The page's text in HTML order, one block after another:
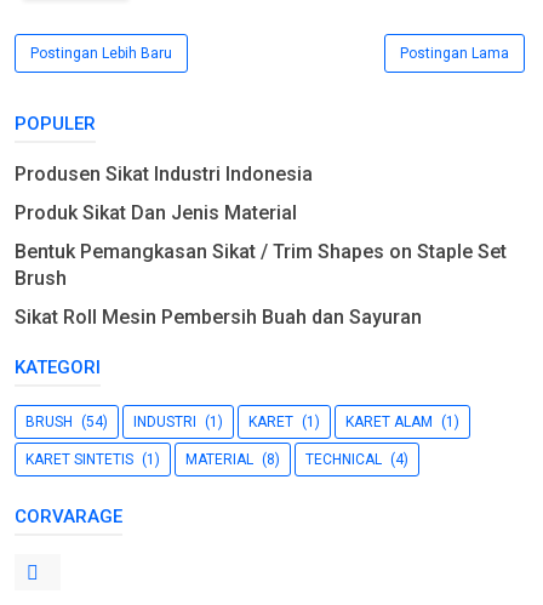
Postingan Lebih Baru Postingan Lama
POPULER
Produsen Sikat Industri Indonesia
Produk Sikat Dan Jenis Material
Bentuk Pemangkasan Sikat / Trim Shapes on Staple Set
Brush
Sikat Roll Mesin Pembersih Buah dan Sayuran
KATEGORI
BRUSH (54) INDUSTRI (1) KARET (1) KARET ALAM (1)
KARET SINTETIS (1) MATERIAL (8) TECHNICAL (4)
CORVARAGE